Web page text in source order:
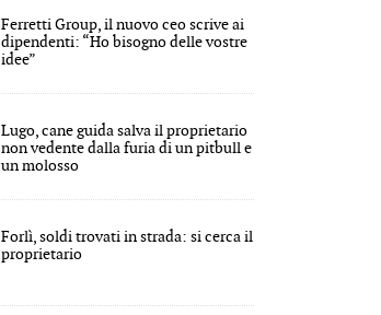
Ferretti Group, il nuovo ceo scrive ai
dipendenti: “Ho bisogno delle vostre
idee”
Lugo, cane guida salva il proprietario
non vedente dalla furia di un pitbull e
un molosso
Forlì, soldi trovati in strada: si cerca il
proprietario